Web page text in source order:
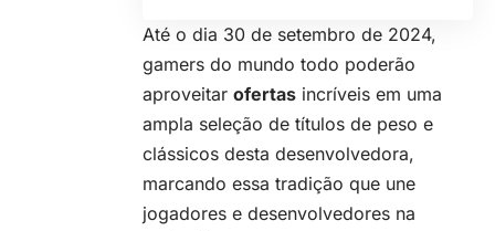
Até o dia 30 de setembro de 2024,
gamers do mundo todo poderão
aproveitar ofertas incríveis em uma
ampla seleção de títulos de peso e
clássicos desta desenvolvedora,
marcando essa tradição que une
jogadores e desenvolvedores na